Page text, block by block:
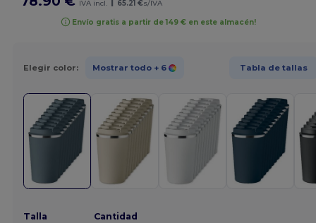
IVA incl. 65.21 €s/IVA
Envío gratis a partir de 149 € en este almacén!
Elegir color: Mostrar todo + 6 Tabla de tallas
Talla Cantidad